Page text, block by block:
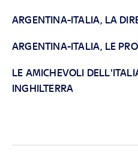
ARGENTINA-ITALIA, LA
ARGENTINA-ITALIA, LE
LE AMICHEVOLI
INGHILTERRA